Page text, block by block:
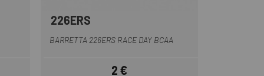
226ERS
BARRETTA 226ERS RACE DAY BCAA
2 €